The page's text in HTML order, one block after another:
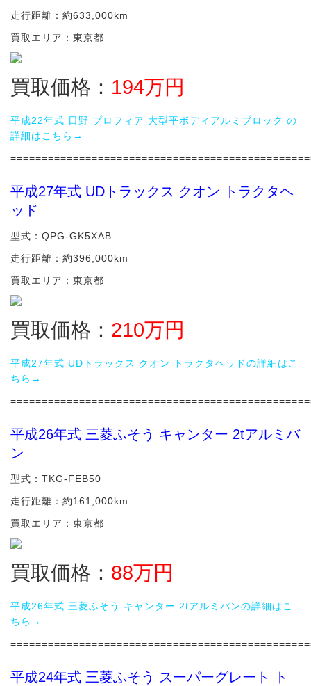
走行距離：約633,000km
買取エリア：東京都
買取価格： 194万円
平成22年式 日野 プロフィア 大型平ボディアルミブロック の
詳細はこちら→
平成27年式 UDトラックス クオン トラクタヘ
ッド
型式：QPG-GK5XAB
走行距離：約396,000km
買取エリア：東京都
買取価格： 210万円
平成27年式 UDトラックス クオン トラクタヘッドの詳細はこ
ちら→
平成26年式 三菱ふそう キャンター 2tアルミバ
ン
型式：TKG-FEB50
走行距離：約161,000km
買取エリア：東京都
買取価格： 88万円
平成26年式 三菱ふそう キャンター 2tアルミバンの詳細はこ
ちら→
平成24年式 三菱ふそう スーパーグレート ト